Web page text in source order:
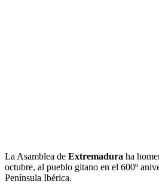
La Asamblea de Extremadura ha
octubre, al pueblo gitano en el 600º
Península Ibérica.